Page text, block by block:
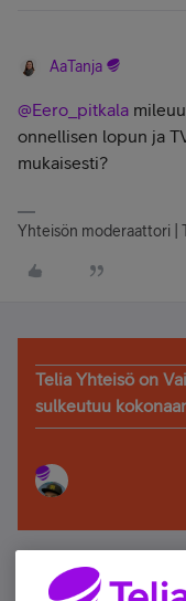
AaTanja
@Eero_pitkala
onnellisen lopun ja
mukaisesti?
Yhteisön moderaattori |
Telia Yhteisö on
sulkeutuu